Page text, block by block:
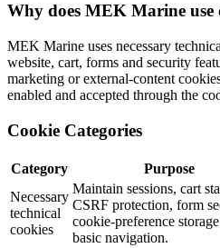
Why does MEK Marine use
MEK Marine uses necessary
website, cart, forms and security
marketing or external-content
enabled and accepted through the
Cookie Categories
Category Purpose
Necessary
technical
cookies
Maintain sessions, cart
CSRF protection, form
cookie-preference
basic navigation.